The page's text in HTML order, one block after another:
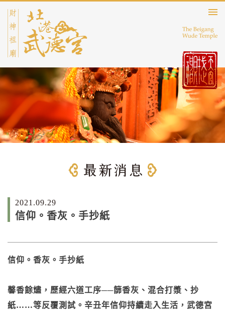
2021.09.29
信仰。香灰。手抄紙
信仰。香灰。手抄紙
馨香餘燼，歷經六道工序──篩香灰、混合打漿、抄
紙……等反覆測試。辛丑年信仰持續走入生活，武德宮